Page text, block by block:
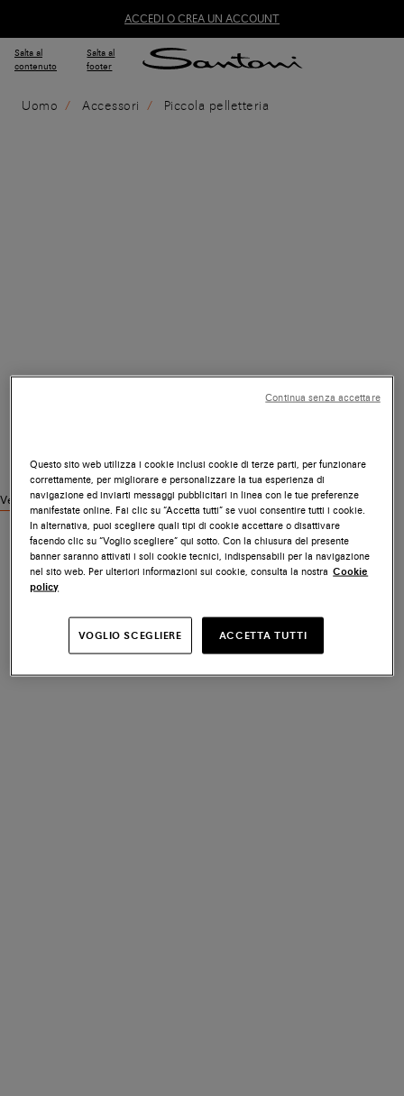
ACCEDI O CREA UN ACCOUNT
Salta al
contenuto
Salta al
footer
Uomo Accessori Piccola pelletteria
Vedi prodotti simili
Questo sito web utilizza i cookie inclusi cookie di terze parti, per funzionare
correttamente, per migliorare e personalizzare la tua esperienza di
navigazione ed inviarti messaggi pubblicitari in linea con le tue preferenze
manifestate online. Fai clic su “Accetta tutti” se vuoi consentire tutti i cookie.
In alternativa, puoi scegliere quali tipi di cookie accettare o disattivare
facendo clic su “Voglio scegliere” qui sotto. Con la chiusura del presente
banner saranno attivati i soli cookie tecnici, indispensabili per la navigazione
nel sito web. Per ulteriori informazioni sui cookie, consulta la nostra Cookie
policy
VOGLIO SCEGLIERE ACCETTA TUTTI
Continua senza accettare